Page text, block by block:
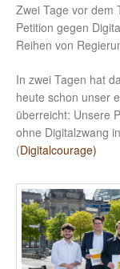
Zwei Tage vor dem
Petition gegen
Reihen von
In zwei Tagen hat
heute schon unser
überreicht: Unsere
ohne Digitalzwang
(Digitalcourage)